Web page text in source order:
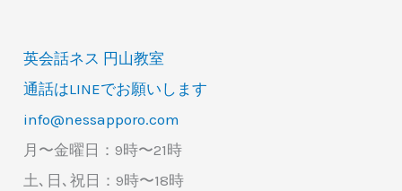
ギ
リ
英
英会話ネス 円山教室
通話はLINEでお願いします
info@nessapporo.com
月〜金曜日：9時〜21時
土､日､祝日：9時〜18時